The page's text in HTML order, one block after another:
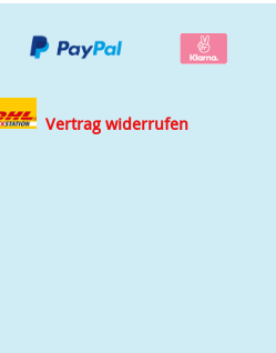
Vertrag widerrufen